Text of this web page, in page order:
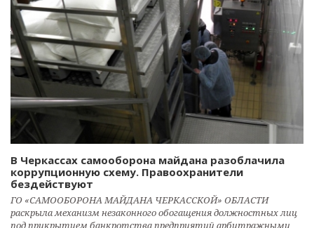
В Черкассах самооборона майдана разоблачила
коррупционную схему. Правоохранители
бездействуют
ГО «САМООБОРОНА МАЙДАНА ЧЕРКАССКОЙ» ОБЛАСТИ
раскрыла механизм незаконного обогащения должностных лиц
под прикрытием банкротства предприятий арбитражными